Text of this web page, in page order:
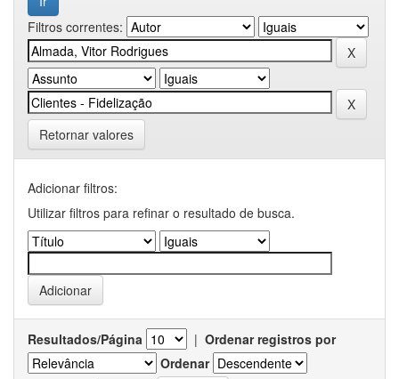
Filtros correntes:
Retornar valores
Adicionar filtros:
Utilizar filtros para refinar o resultado de busca.
Resultados/Página | Ordenar registros por
Ordenar